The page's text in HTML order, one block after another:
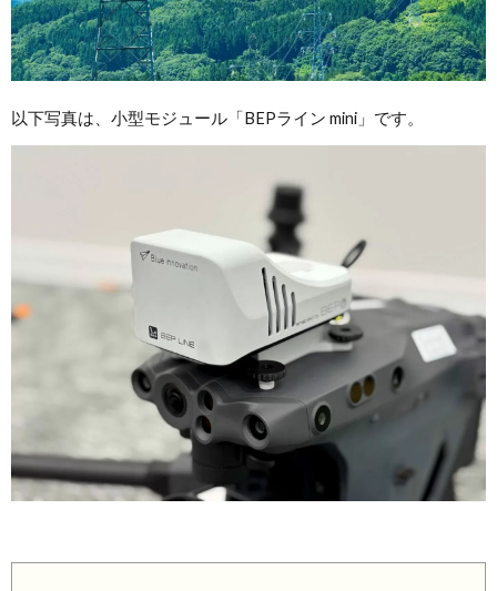
以下写真は、小型モジュール「BEPライン mini」です。